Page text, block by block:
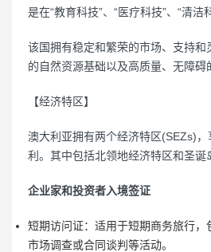
是在“教育科技”、“医疗科技”、“清洁
该国拥有稳定和繁荣的市场、支持
的自然资源基础以及高质量、无障碍
【经济特区】
澳大利亚拥有两个经济特区(SEZs)
利。其中包括北领地经济特区和圣诞
企业家和投资者入境签证
短期访问证：适用于短期商务旅行，
市场调查或合同谈判等活动。